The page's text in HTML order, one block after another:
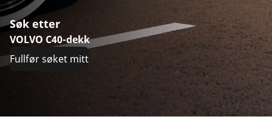
Søk etter
VOLVO C40-dekk
Fullfør søket mitt